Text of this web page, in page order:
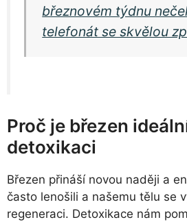
březnovém týdnu
telefonát se skvělou
Proč je březen
detoxikaci
Březen přináší novou naději a
často lenošili a našemu tělu se
regeneraci. Detoxikace nám